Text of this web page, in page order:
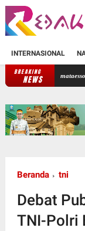
INTERNASIONAL
BREAKING
NEWS
Lamataesso Mattappa Gelar
Beranda tni
Debat
TNI-Polri